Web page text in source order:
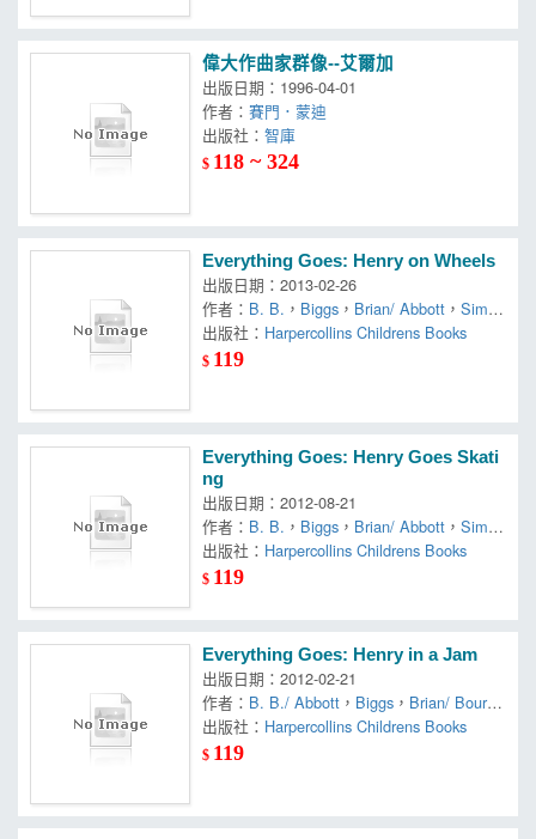
偉大作曲家群像--艾爾加
出版日期：1996-04-01
作者：賽門．蒙迪
出版社：
$ 118 ~ 324
Everything Goes: Henry on Wheels
出版日期：2013-02-26
作者： B. B. ， Biggs ， Brian/ Abbott ，Simon
(ILT)/ Bourne
出版社： Harpercollins Childrens Books
$ 119
Everything Goes: Henry Goes Skati
ng
出版日期：2012-08-21
作者： B. B. ， Biggs ， Brian/ Abbott ，Simon
(ILT)/ Bourne
出版社： Harpercollins Childrens Books
$ 119
Everything Goes: Henry in a Jam
出版日期：2012-02-21
作者： B. B./ Abbott ， Biggs ， Brian/ Bourne
，Simon (ILT)
出版社： Harpercollins Childrens Books
$ 119